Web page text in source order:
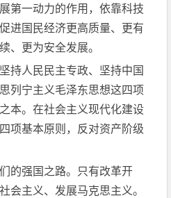
第一动力的作用，依靠科技
进国民经济更高质量、更有
、更为安全发展。
持人民民主专政、坚持中国
列宁主义毛泽东思想这四项
本。在社会主义现代化建设
项基本原则，反对资产阶级
的强国之路。只有改革开
会主义、发展马克思主义。